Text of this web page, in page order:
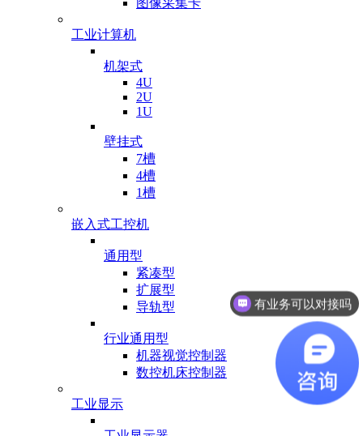
工业计算机
机架式
4U
2U
1U
壁挂式
7槽
4槽
1槽
嵌入式工控机
通用型
紧凑型
扩展型
导轨型
行业通用型
机器视觉控制器
数控机床控制器
工业显示
有业务可以对接吗